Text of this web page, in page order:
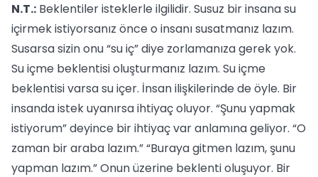
N.T.: Beklentiler isteklerle ilgilidir. Susuz bir insana su
içirmek istiyorsanız önce o insanı susatmanız lazım.
Susarsa sizin onu “su iç” diye zorlamanıza gerek yok.
Su içme beklentisi oluşturmanız lazım. Su içme
beklentisi varsa su içer. İnsan ilişkilerinde de öyle. Bir
insanda istek uyanırsa ihtiyaç oluyor. “Şunu yapmak
istiyorum” deyince bir ihtiyaç var anlamına geliyor. “O
zaman bir araba lazım.” “Buraya gitmen lazım, şunu
yapman lazım.” Onun üzerine beklenti oluşuyor. Bir